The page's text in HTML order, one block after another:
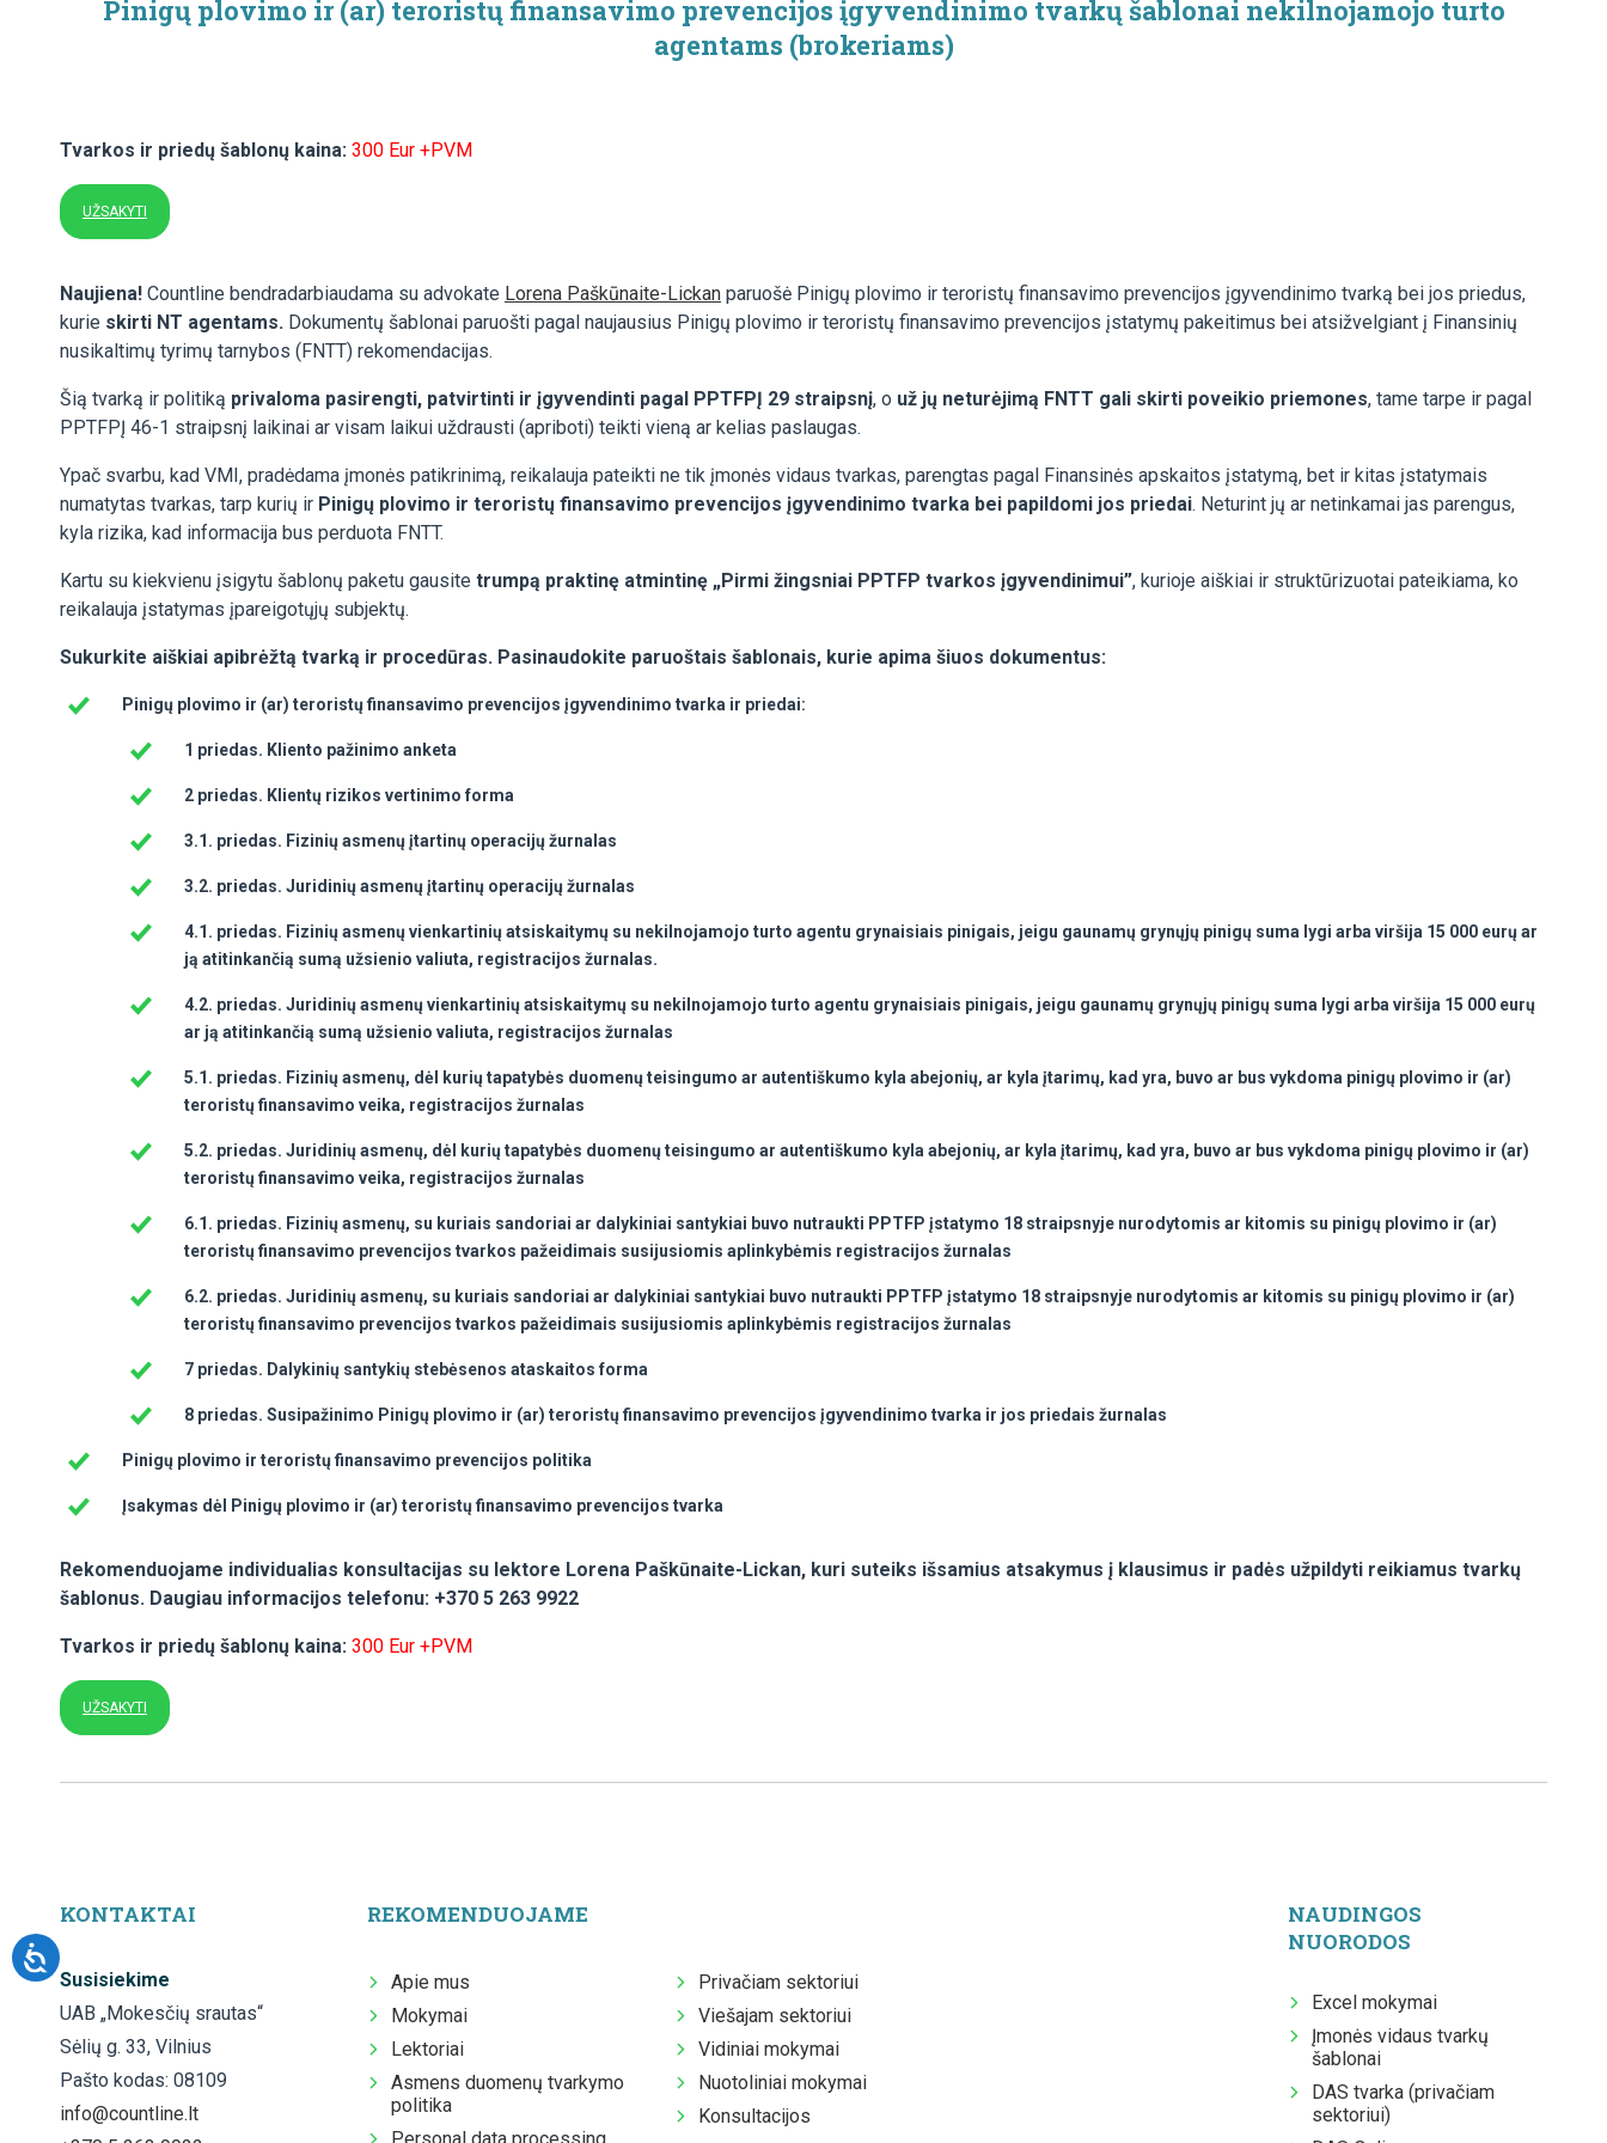
Pinigų plovimo ir (ar) teroristų finansavimo prevencijos įgyvendinimo tvarkų šablonai nekilnojamojo turto
agentams (brokeriams)
Tvarkos ir priedų šablonų kaina: 300 Eur +PVM
UŽSAKYTI
Naujiena! Countline bendradarbiaudama su advokate Lorena Paškūnaite-Lickan paruošė Pinigų plovimo ir teroristų finansavimo prevencijos įgyvendinimo tvarką bei jos priedus,
kurie skirti NT agentams. Dokumentų šablonai paruošti pagal naujausius Pinigų plovimo ir teroristų finansavimo prevencijos įstatymų pakeitimus bei atsižvelgiant į Finansinių
nusikaltimų tyrimų tarnybos (FNTT) rekomendacijas.
Šią tvarką ir politiką privaloma pasirengti, patvirtinti ir įgyvendinti pagal PPTFPĮ 29 straipsnį, o už jų neturėjimą FNTT gali skirti poveikio priemones, tame tarpe ir pagal
PPTFPĮ 46-1 straipsnį laikinai ar visam laikui uždrausti (apriboti) teikti vieną ar kelias paslaugas.
Ypač svarbu, kad VMI, pradėdama įmonės patikrinimą, reikalauja pateikti ne tik įmonės vidaus tvarkas, parengtas pagal Finansinės apskaitos įstatymą, bet ir kitas įstatymais
numatytas tvarkas, tarp kurių ir Pinigų plovimo ir teroristų finansavimo prevencijos įgyvendinimo tvarka bei papildomi jos priedai. Neturint jų ar netinkamai jas parengus,
kyla rizika, kad informacija bus perduota FNTT.
Kartu su kiekvienu įsigytu šablonų paketu gausite trumpą praktinę atmintinę „Pirmi žingsniai PPTFP tvarkos įgyvendinimui”, kurioje aiškiai ir struktūrizuotai pateikiama, ko
reikalauja įstatymas įpareigotųjų subjektų.
Sukurkite aiškiai apibrėžtą tvarką ir procedūras. Pasinaudokite paruoštais šablonais, kurie apima šiuos dokumentus:
Pinigų plovimo ir (ar) teroristų finansavimo prevencijos įgyvendinimo tvarka ir priedai:
1 priedas. Kliento pažinimo anketa
2 priedas. Klientų rizikos vertinimo forma
3.1. priedas. Fizinių asmenų įtartinų operacijų žurnalas
3.2. priedas. Juridinių asmenų įtartinų operacijų žurnalas
4.1. priedas. Fizinių asmenų vienkartinių atsiskaitymų su nekilnojamojo turto agentu grynaisiais pinigais, jeigu gaunamų grynųjų pinigų suma lygi arba viršija 15 000 eurų ar
ją atitinkančią sumą užsienio valiuta, registracijos žurnalas.
4.2. priedas. Juridinių asmenų vienkartinių atsiskaitymų su nekilnojamojo turto agentu grynaisiais pinigais, jeigu gaunamų grynųjų pinigų suma lygi arba viršija 15 000 eurų
ar ją atitinkančią sumą užsienio valiuta, registracijos žurnalas
5.1. priedas. Fizinių asmenų, dėl kurių tapatybės duomenų teisingumo ar autentiškumo kyla abejonių, ar kyla įtarimų, kad yra, buvo ar bus vykdoma pinigų plovimo ir (ar)
teroristų finansavimo veika, registracijos žurnalas
5.2. priedas. Juridinių asmenų, dėl kurių tapatybės duomenų teisingumo ar autentiškumo kyla abejonių, ar kyla įtarimų, kad yra, buvo ar bus vykdoma pinigų plovimo ir (ar)
teroristų finansavimo veika, registracijos žurnalas
6.1. priedas. Fizinių asmenų, su kuriais sandoriai ar dalykiniai santykiai buvo nutraukti PPTFP įstatymo 18 straipsnyje nurodytomis ar kitomis su pinigų plovimo ir (ar)
teroristų finansavimo prevencijos tvarkos pažeidimais susijusiomis aplinkybėmis registracijos žurnalas
6.2. priedas. Juridinių asmenų, su kuriais sandoriai ar dalykiniai santykiai buvo nutraukti PPTFP įstatymo 18 straipsnyje nurodytomis ar kitomis su pinigų plovimo ir (ar)
teroristų finansavimo prevencijos tvarkos pažeidimais susijusiomis aplinkybėmis registracijos žurnalas
7 priedas. Dalykinių santykių stebėsenos ataskaitos forma
8 priedas. Susipažinimo Pinigų plovimo ir (ar) teroristų finansavimo prevencijos įgyvendinimo tvarka ir jos priedais žurnalas
Pinigų plovimo ir teroristų finansavimo prevencijos politika
Įsakymas dėl Pinigų plovimo ir (ar) teroristų finansavimo prevencijos tvarka
Rekomenduojame individualias konsultacijas su lektore Lorena Paškūnaite-Lickan, kuri suteiks išsamius atsakymus į klausimus ir padės užpildyti reikiamus tvarkų
šablonus. Daugiau informacijos telefonu: +370 5 263 9922
Tvarkos ir priedų šablonų kaina: 300 Eur +PVM
UŽSAKYTI
KONTAKTAI
Susisiekime
UAB „Mokesčių srautas“
Sėlių g. 33, Vilnius
Pašto kodas: 08109
info@countline.lt
REKOMENDUOJAME
Apie mus
Mokymai
Lektoriai
Asmens duomenų tvarkymo
politika
Privačiam sektoriui
Viešajam sektoriui
Vidiniai mokymai
Nuotoliniai mokymai
Konsultacijos
NAUDINGOS
NUORODOS
Excel mokymai
Įmonės vidaus tvarkų
šablonai
DAS tvarka (privačiam
sektoriui)